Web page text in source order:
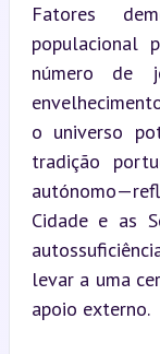
Fatores
populacional
número de
o universo
tradição
Cidade e as
levar a uma
apoio externo.